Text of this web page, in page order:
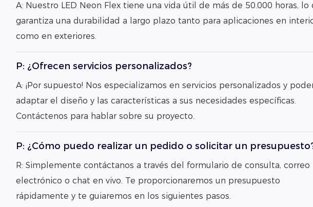
A: Nuestro LED Neon Flex tiene una vida útil de más de 50.000 horas, lo
garantiza una durabilidad a largo plazo tanto para aplicaciones en
como en exteriores.
P: ¿Ofrecen servicios personalizados?
A: ¡Por supuesto! Nos especializamos en servicios personalizados y
adaptar el diseño y las características a sus necesidades específicas.
Contáctenos para hablar sobre su proyecto.
P: ¿Cómo puedo realizar un pedido o solicitar un
R: Simplemente contáctanos a través del formulario de consulta, correo
electrónico o chat en vivo. Te proporcionaremos un presupuesto
rápidamente y te guiaremos en los siguientes pasos.